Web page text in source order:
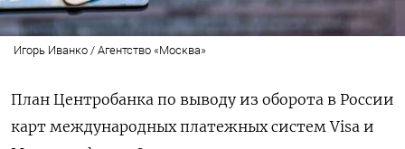
Игорь Иванко / Агентство «Москва»
План Центробанка по выводу из оборота в России
карт международных платежных систем Visa и